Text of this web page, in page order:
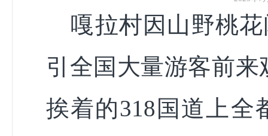
嘎拉村因山野桃花
引全国大量游客前
挨着的318国道上全